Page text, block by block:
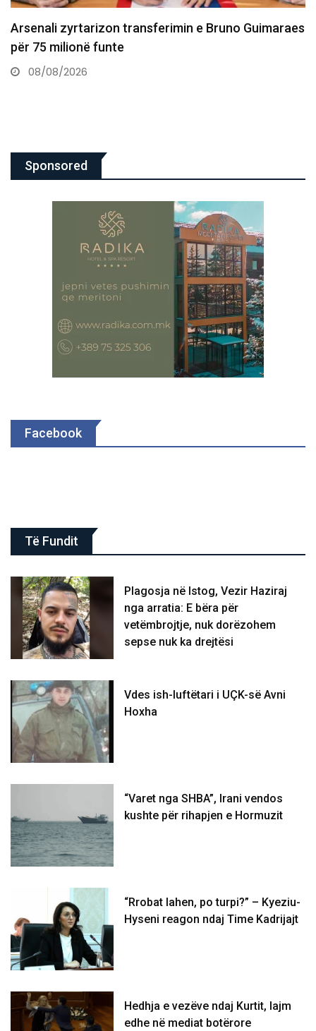
Guimaraes
Dështon transferimi i Asllanit te
gjendjes shëndetësore
Sponsored
Facebook
Të Fundit
Plagosja në Istog, Vezir Haziraj
nga arratia: E bëra për
vetëmbrojtje, nuk dorëzohem
sepse nuk ka drejtësi
Vdes ish-luftëtari i UÇK-së Avni
Hoxha
“Varet nga SHBA”, Irani vendos
kushte për rihapjen e Hormuzit
“Rrobat lahen, po turpi?” – Kyeziu-
Hyseni reagon ndaj Time Kadrijajt
Hedhja e vezëve ndaj Kurtit, lajm
edhe në mediat botërore